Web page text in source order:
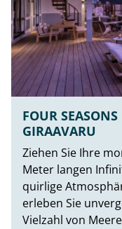
FOUR
GIRAAVARU
Ziehen Sie Ihre
Meter langen
quirlige
erleben Sie
Vielzahl von